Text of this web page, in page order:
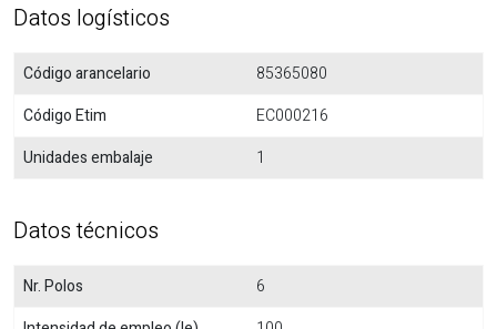
Datos logísticos
Código arancelario
85365080
Código Etim
EC000216
Unidades embalaje
1
Datos técnicos
Nr. Polos
6